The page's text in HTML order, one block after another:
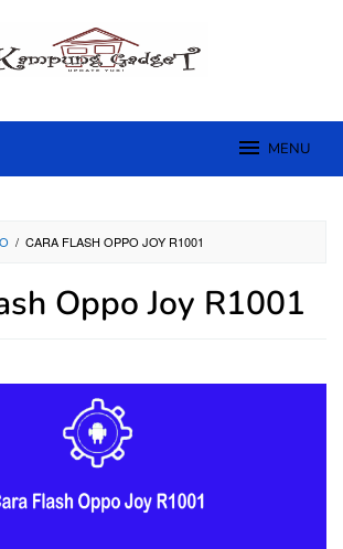
MENU
/ CARA FLASH OPPO JOY R1001
Oppo Joy R1001